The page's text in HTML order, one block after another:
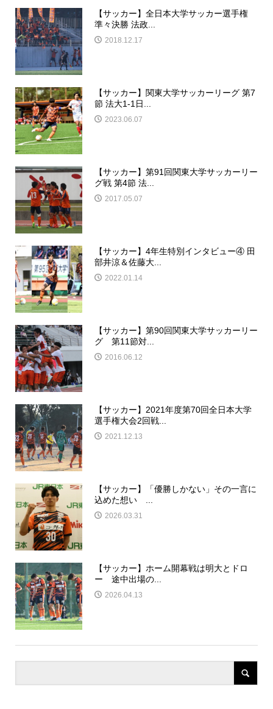
【サッカー】全日本大学サッカー選手権
準々決勝 法政...
2018.12.17
【サッカー】関東大学サッカーリーグ 第7
節 法大1-1日...
2023.06.07
【サッカー】第91回関東大学サッカーリー
グ戦 第4節 法...
2017.05.07
【サッカー】4年生特別インタビュー④ 田
部井涼＆佐藤大...
2022.01.14
【サッカー】第90回関東大学サッカーリー
グ 第11節対...
2016.06.12
【サッカー】2021年度第70回全日本大学
選手権大会2回戦...
2021.12.13
【サッカー】「優勝しかない」その一言に
込めた想い ...
2026.03.31
【サッカー】ホーム開幕戦は明大とドロ
ー 途中出場の...
2026.04.13